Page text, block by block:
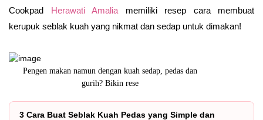
Cookpad Herawati Amalia memiliki resep cara membuat
kerupuk seblak kuah yang nikmat dan sedap untuk dimakan!
Pecinta seblak mari merapat!
3 Cara Buat Seblak Kuah Pedas yang Simple dan